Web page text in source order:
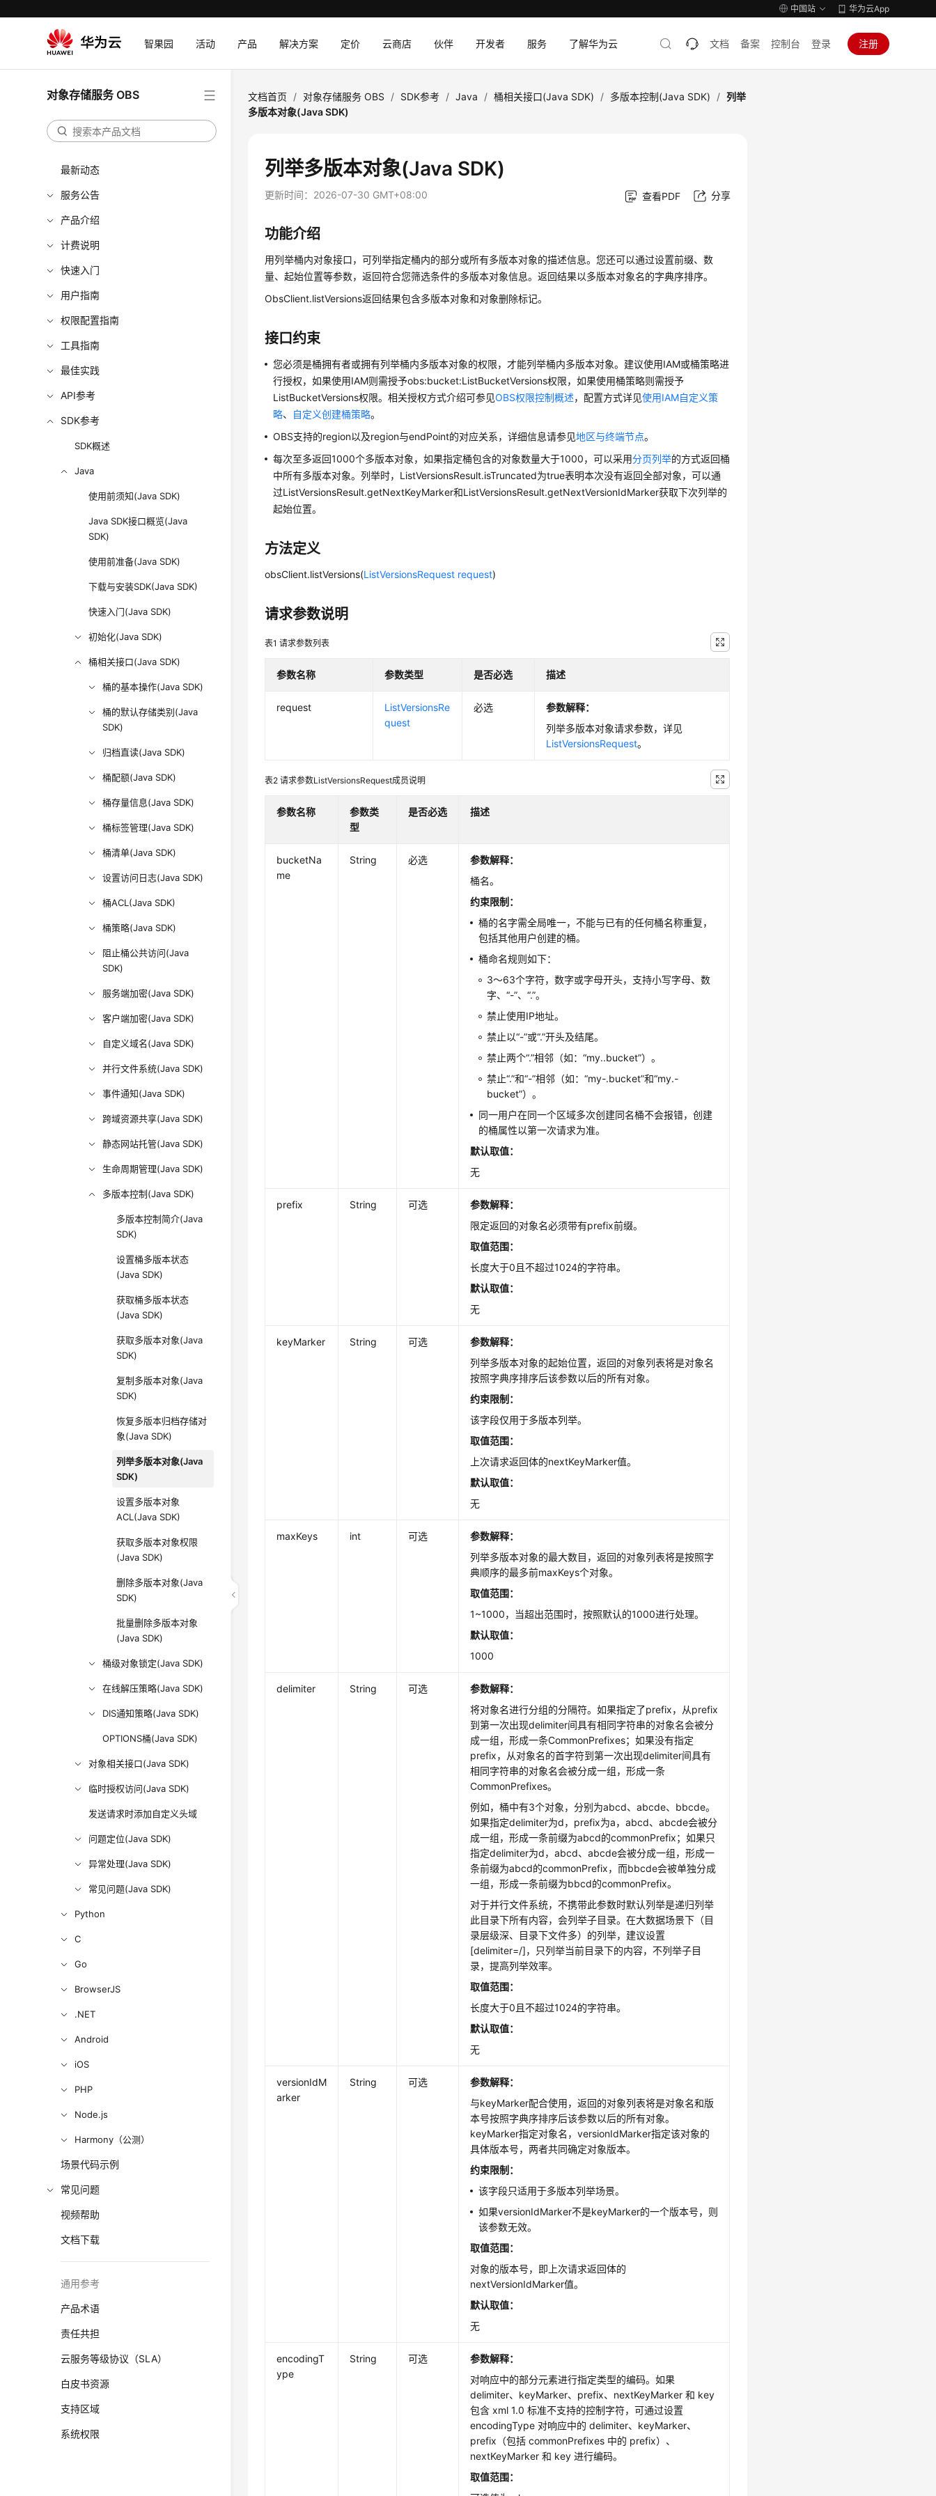
中国站 华为云App
智果园 活动 产品 解决方案 定价 云商店 伙伴 开发者 服务 了解华为云 文档 备案 控制台 登录 注册
对象存储服务 OBS
最新动态
服务公告
产品介绍
计费说明
快速入门
用户指南
权限配置指南
工具指南
最佳实践
API参考
SDK参考
SDK概述
Java
使用前须知(Java SDK)
Java SDK接口概览(Java
SDK)
使用前准备(Java SDK)
下载与安装SDK(Java SDK)
快速入门(Java SDK)
初始化(Java SDK)
桶相关接口(Java SDK)
桶的基本操作(Java SDK)
桶的默认存储类别(Java
SDK)
归档直读(Java SDK)
桶配额(Java SDK)
桶存量信息(Java SDK)
桶标签管理(Java SDK)
桶清单(Java SDK)
设置访问日志(Java SDK)
桶ACL(Java SDK)
桶策略(Java SDK)
阻止桶公共访问(Java
SDK)
服务端加密(Java SDK)
客户端加密(Java SDK)
自定义域名(Java SDK)
并行文件系统(Java SDK)
事件通知(Java SDK)
跨域资源共享(Java SDK)
静态网站托管(Java SDK)
生命周期管理(Java SDK)
多版本控制(Java SDK)
多版本控制简介(Java
SDK)
设置桶多版本状态
(Java SDK)
获取桶多版本状态
(Java SDK)
获取多版本对象(Java
SDK)
复制多版本对象(Java
SDK)
恢复多版本归档存储对
象(Java SDK)
列举多版本对象(Java
SDK)
设置多版本对象
ACL(Java SDK)
获取多版本对象权限
(Java SDK)
删除多版本对象(Java
SDK)
批量删除多版本对象
(Java SDK)
桶级对象锁定(Java SDK)
在线解压策略(Java SDK)
DIS通知策略(Java SDK)
OPTIONS桶(Java SDK)
对象相关接口(Java SDK)
临时授权访问(Java SDK)
发送请求时添加自定义头域
问题定位(Java SDK)
异常处理(Java SDK)
常见问题(Java SDK)
Python
C
Go
BrowserJS
.NET
Android
iOS
PHP
Node.js
Harmony（公测）
场景代码示例
常见问题
视频帮助
文档下载
通用参考
产品术语
责任共担
云服务等级协议（SLA）
白皮书资源
支持区域
系统权限
文档首页 / 对象存储服务 OBS / SDK参考 / Java / 桶相关接口(Java SDK) / 多版本控制(Java SDK) / 列举
多版本对象(Java SDK)
列举多版本对象(Java SDK)
更新时间： 2026-07-30 GMT+08:00 查看PDF 分享
功能介绍
用列举桶内对象接口，可列举指定桶内的部分或所有多版本对象的描述信息。您还可以通过设置前缀、数
量、起始位置等参数，返回符合您筛选条件的多版本对象信息。返回结果以多版本对象名的字典序排序。
ObsClient.listVersions返回结果包含多版本对象和对象删除标记。
接口约束
您必须是桶拥有者或拥有列举桶内多版本对象的权限，才能列举桶内多版本对象。建议使用IAM或桶策略进
行授权，如果使用IAM则需授予obs:bucket:ListBucketVersions权限，如果使用桶策略则需授予
ListBucketVersions权限。相关授权方式介绍可参见OBS权限控制概述，配置方式详见使用IAM自定义策
略、 自定义创建桶策略。
OBS支持的region以及region与endPoint的对应关系，详细信息请参见地区与终端节点。
每次至多返回1000个多版本对象，如果指定桶包含的对象数量大于1000，可以采用分页列举的方式返回桶
中所有多版本对象。列举时，ListVersionsResult.isTruncated为true表明本次没有返回全部对象，可以通
过ListVersionsResult.getNextKeyMarker和ListVersionsResult.getNextVersionIdMarker获取下次列举的
起始位置。
方法定义
obsClient.listVersions(ListVersionsRequest request)
请求参数说明
表1请求参数列表
参数名称 参数类型 是否必选 描述
request
ListVersionsRe
quest
必选 参数解释：
列举多版本对象请求参数，详见
ListVersionsRequest。
表2请求参数ListVersionsRequest成员说明
参数名称
参数类
型
是否必选 描述
bucketNa
me
String 必选 参数解释：
桶名。
约束限制：
桶的名字需全局唯一，不能与已有的任何桶名称重复，
包括其他用户创建的桶。
桶命名规则如下：
3～63个字符，数字或字母开头，支持小写字母、数
字、“-”、“.”。
禁止使用IP地址。
禁止以“-”或“.”开头及结尾。
禁止两个“.”相邻（如：“my..bucket”）。
禁止“.”和“-”相邻（如：“my-.bucket”和“my.-
bucket”）。
同一用户在同一个区域多次创建同名桶不会报错，创建
的桶属性以第一次请求为准。
默认取值：
无
prefix String 可选
参数解释：
限定返回的对象名必须带有prefix前缀。
取值范围：
长度大于0且不超过1024的字符串。
默认取值：
无
keyMarker String 可选
参数解释：
列举多版本对象的起始位置，返回的对象列表将是对象名
按照字典序排序后该参数以后的所有对象。
约束限制：
该字段仅用于多版本列举。
取值范围：
上次请求返回体的nextKeyMarker值。
默认取值：
无
maxKeys int 可选
参数解释：
列举多版本对象的最大数目，返回的对象列表将是按照字
典顺序的最多前maxKeys个对象。
取值范围：
1~1000，当超出范围时，按照默认的1000进行处理。
默认取值：
1000
delimiter String 可选
参数解释：
将对象名进行分组的分隔符。如果指定了prefix，从prefix
到第一次出现delimiter间具有相同字符串的对象名会被分
成一组，形成一条CommonPrefixes；如果没有指定
prefix，从对象名的首字符到第一次出现delimiter间具有
相同字符串的对象名会被分成一组，形成一条
CommonPrefixes。
例如，桶中有3个对象，分别为abcd、abcde、bbcde。
如果指定delimiter为d，prefix为a，abcd、abcde会被分
成一组，形成一条前缀为abcd的commonPrefix；如果只
指定delimiter为d，abcd、abcde会被分成一组，形成一
条前缀为abcd的commonPrefix，而bbcde会被单独分成
一组，形成一条前缀为bbcd的commonPrefix。
对于并行文件系统，不携带此参数时默认列举是递归列举
此目录下所有内容，会列举子目录。在大数据场景下（目
录层级深、目录下文件多）的列举，建议设置
[delimiter=/]，只列举当前目录下的内容，不列举子目
录，提高列举效率。
取值范围：
长度大于0且不超过1024的字符串。
默认取值：
无
versionIdM
arker
String 可选
参数解释：
与keyMarker配合使用，返回的对象列表将是对象名和版
本号按照字典序排序后该参数以后的所有对象。
keyMarker指定对象名，versionIdMarker指定该对象的
具体版本号，两者共同确定对象版本。
约束限制：
该字段只适用于多版本列举场景。
如果versionIdMarker不是keyMarker的一个版本号，则
该参数无效。
取值范围：
对象的版本号，即上次请求返回体的
nextVersionIdMarker值。
默认取值：
无
encodingT
ype
String 可选
参数解释：
对响应中的部分元素进行指定类型的编码。如果
delimiter、keyMarker、prefix、nextKeyMarker 和 key
包含 xml 1.0 标准不支持的控制字符，可通过设置
encodingType 对响应中的 delimiter、keyMarker、
prefix（包括 commonPrefixes 中的 prefix）、
nextKeyMarker 和 key 进行编码。
取值范围：